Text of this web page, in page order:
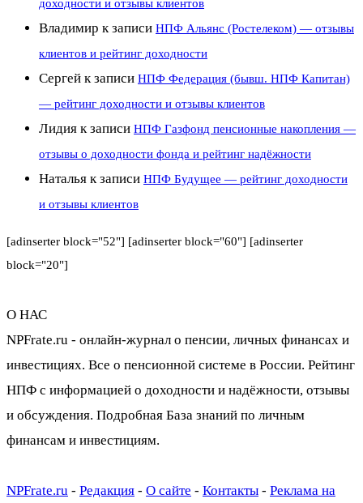
доходности и отзывы клиентов
Владимир к записи НПФ Альянс (Ростелеком) — отзывы
клиентов и рейтинг доходности
Сергей к записи НПФ Федерация (бывш. НПФ Капитан)
— рейтинг доходности и отзывы клиентов
Лидия к записи НПФ Газфонд пенсионные накопления —
отзывы о доходности фонда и рейтинг надёжности
Наталья к записи НПФ Будущее — рейтинг доходности
и отзывы клиентов
[adinserter block="52"] [adinserter block="60"] [adinserter
block="20"]
О НАС
NPFrate.ru - онлайн-журнал о пенсии, личных финансах и
инвестициях. Все о пенсионной системе в России. Рейтинг
НПФ с информацией о доходности и надёжности, отзывы
и обсуждения. Подробная База знаний по личным
финансам и инвестициям.
NPFrate.ru - Редакция - О сайте - Контакты - Реклама на